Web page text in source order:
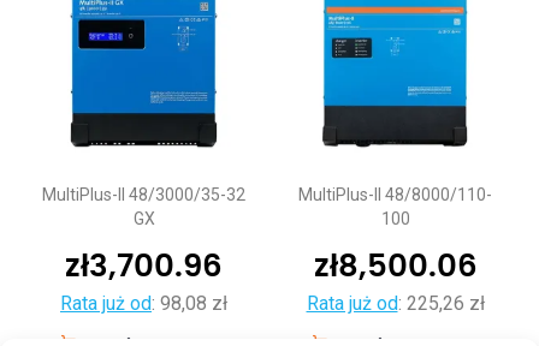
MultiPlus-II 48/3000/35-32
GX
zł3,700.96
Rata już od: 98,08 zł
MultiPlus-II 48/8000/110-
100
zł8,500.06
Rata już od: 225,26 zł